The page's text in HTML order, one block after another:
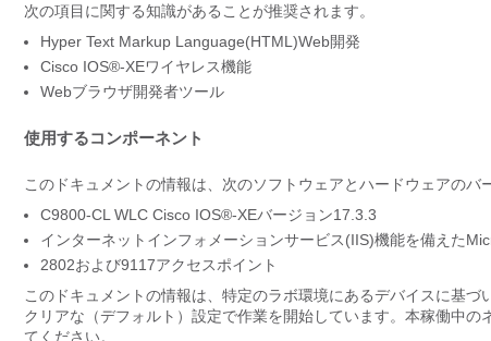
次の項目に関する知識があることが推奨されます。
Hyper Text Markup Language(HTML)Web開発
Cisco IOS®-XEワイヤレス機能
Webブラウザ開発者ツール
使用するコンポーネント
このドキュメントの情報は、次のソフトウェアとハードウェアのバ
C9800-CL WLC Cisco IOS®-XEバージョン17.3.3
インターネットインフォメーションサービス(IIS)機能を備えた
2802および9117アクセスポイント
このドキュメントの情報は、特定のラボ環境にあるデバイスに基
クリアな（デフォルト）設定で作業を開始しています。本稼働中
てください。